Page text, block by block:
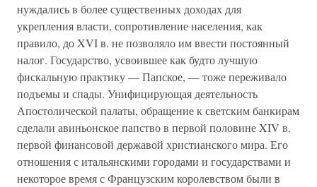
нуждались в более существенных доходах для
укрепления власти, сопротивление населения, как
правило, до XVI в. не позволяло им ввести постоянный
налог. Государство, усвоившее как будто лучшую
фискальную практику — Папское, — тоже переживало
подъемы и спады. Унифицирующая деятельность
Апостолической палаты, обращение к светским банкирам
сделали авиньонское папство в первой половине XIV в.
первой финансовой державой христианского мира. Его
отношения с итальянскими городами и государствами и
некоторое время с Французским королевством были в